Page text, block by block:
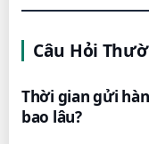
Câu Hỏi
Thời gian gửi
bao lâu?